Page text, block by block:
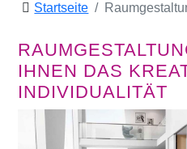
Startseite
IHNEN DAS
INDIVIDUALITÄT